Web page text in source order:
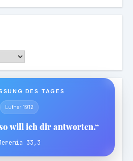
DES TAGES
Luther 1912
will ich dir antworten.“
33,3